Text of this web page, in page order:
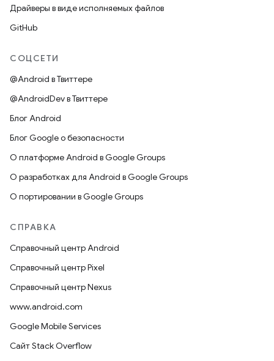
Драйверы в виде исполняемых файлов
GitHub
СОЦСЕТИ
@Android в Твиттере
@AndroidDev в Твиттере
Блог Android
Блог Google о безопасности
О платформе Android в Google Groups
О разработках для Android в Google Groups
О портировании в Google Groups
СПРАВКА
Справочный центр Android
Справочный центр Pixel
Справочный центр Nexus
www.android.com
Google Mobile Services
Сайт Stack Overflow